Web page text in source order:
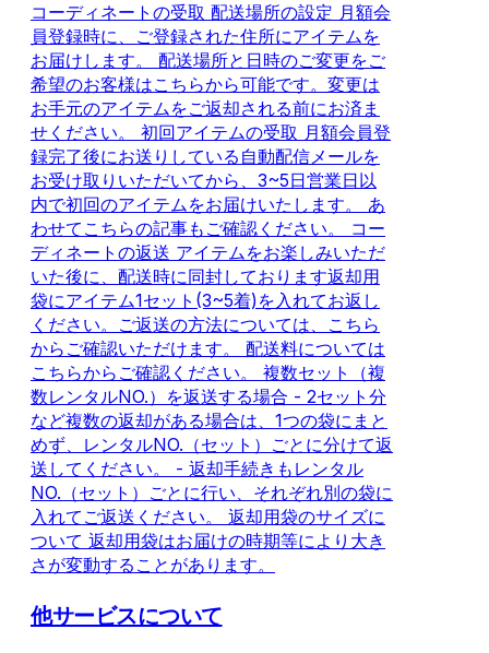
コーディネートの受取 配送場所の設定 月額会
員登録時に、ご登録された住所にアイテムを
お届けします。 配送場所と日時のご変更をご
希望のお客様はこちらから可能です。変更は
お手元のアイテムをご返却される前にお済ま
せください。 初回アイテムの受取 月額会員登
録完了後にお送りしている自動配信メールを
お受け取りいただいてから、3~5日営業日以
内で初回のアイテムをお届けいたします。 あ
わせてこちらの記事もご確認ください。 コー
ディネートの返送 アイテムをお楽しみいただ
いた後に、配送時に同封しております返却用
袋にアイテム1セット(3~5着)を入れてお返し
ください。ご返送の方法については、こちら
からご確認いただけます。 配送料については
こちらからご確認ください。 複数セット（複
数レンタルNO.）を返送する場合 - 2セット分
など複数の返却がある場合は、1つの袋にまと
めず、レンタルNO.（セット）ごとに分けて返
送してください。 - 返却手続きもレンタル
NO.（セット）ごとに行い、それぞれ別の袋に
入れてご返送ください。 返却用袋のサイズに
ついて 返却用袋はお届けの時期等により大き
さが変動することがあります。
他サービスについて